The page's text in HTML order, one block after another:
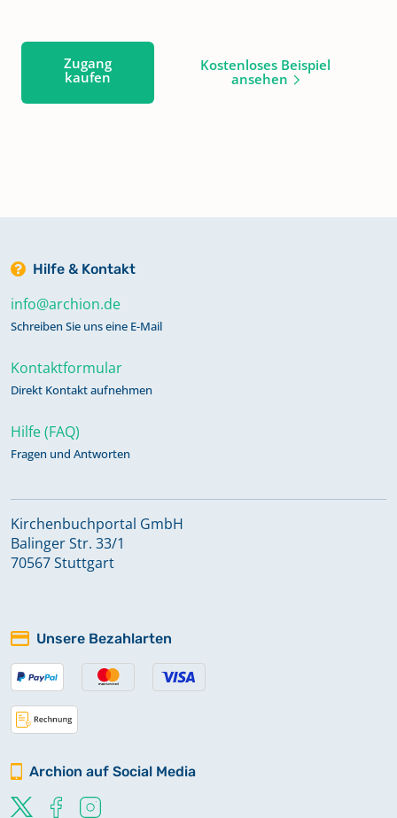
Zugang
kaufen
Kostenloses Beispiel
ansehen
Hilfe & Kontakt
info@archion.de
Schreiben Sie uns eine E-Mail
Kontaktformular
Direkt Kontakt aufnehmen
Hilfe (FAQ)
Fragen und Antworten
Kirchenbuchportal GmbH
Balinger Str. 33/1
70567 Stuttgart
Unsere Bezahlarten
Archion auf Social Media